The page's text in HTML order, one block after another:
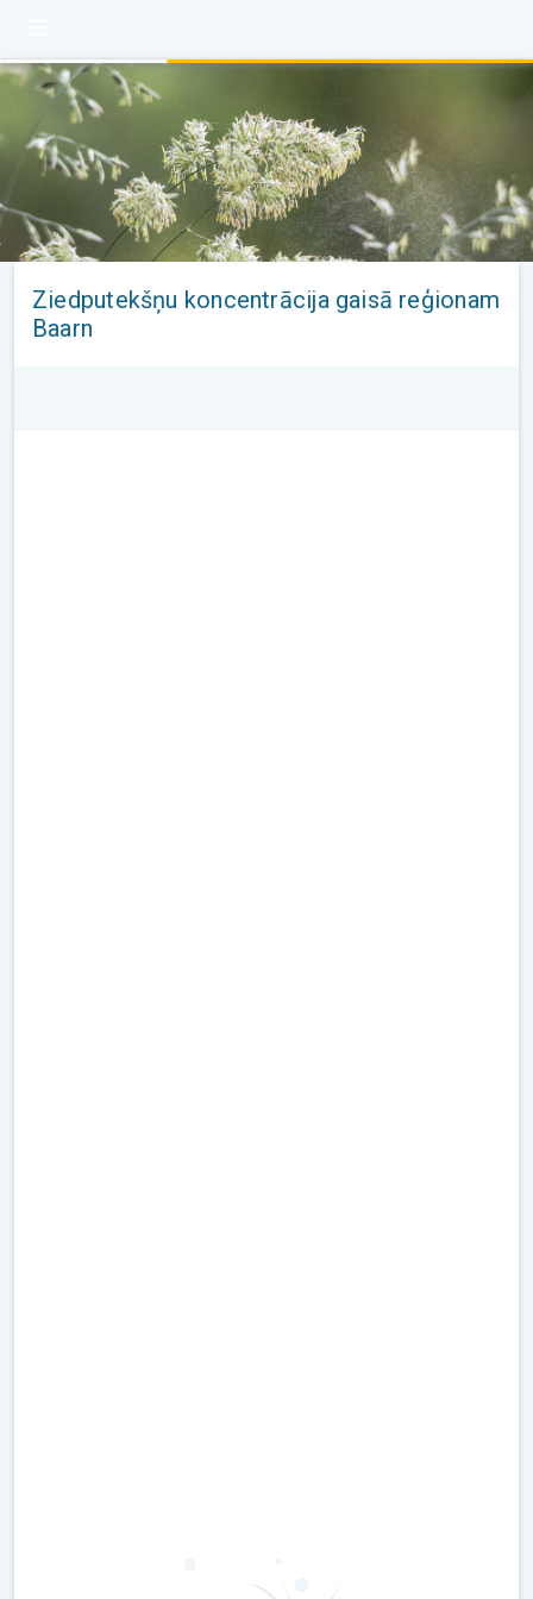
Ziedputekšņu koncentrācija gaisā reģionam
Baarn